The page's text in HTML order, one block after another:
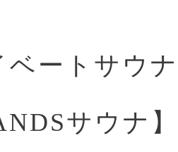
ートサウナ
サウナ】